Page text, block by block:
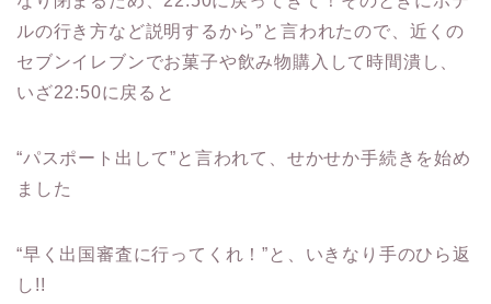
ルの行き方など説明するから”と言われたので、近くの
セブンイレブンでお菓子や飲み物購入して時間潰し、
いざ22:50に戻ると
“パスポート出して”と言われて、せかせか手続きを始め
ました
“早く出国審査に行ってくれ！”と、いきなり手のひら返
し!!